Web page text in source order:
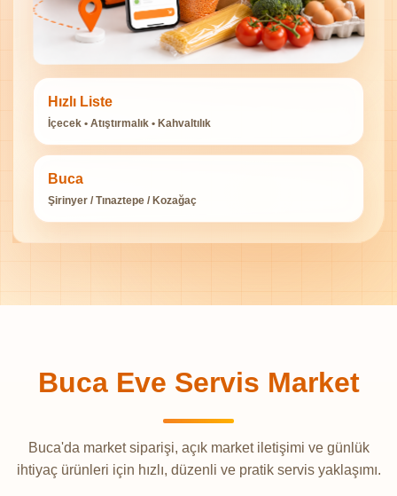
Hızlı Liste
İçecek • Atıştırmalık • Kahvaltılık
Buca
Şirinyer / Tınaztepe / Kozağaç
Buca Eve Servis Market
Buca'da market siparişi, açık market iletişimi ve günlük
ihtiyaç ürünleri için hızlı, düzenli ve pratik servis yaklaşımı.